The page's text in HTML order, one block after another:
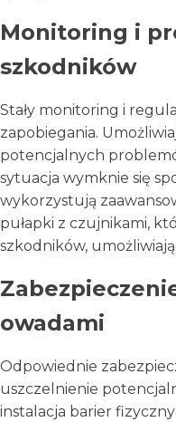
Monitoring i
szkodników
Stały monitoring i
zapobiegania.
potencjalnych
sytuacja wymknie się
wykorzystują
pułapki z czujnikami,
szkodników,
owadami
Odpowiednie
uszczelnienie
instalacja barier